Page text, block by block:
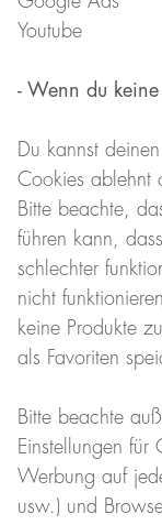
Youtube
- Wenn du
Du kannst
Cookies ablehnt
Bitte beachte,
führen kann,
schlechter
nicht
keine Produkte
als Favoriten
Bitte beachte
Einstellungen für
Werbung auf
usw.) und